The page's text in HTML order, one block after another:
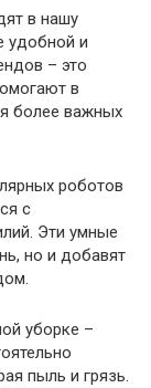
в нашу
удобной и
– это
в
более важных
роботов
с
Эти умные
но и добавят
уборке –
пыль и грязь.